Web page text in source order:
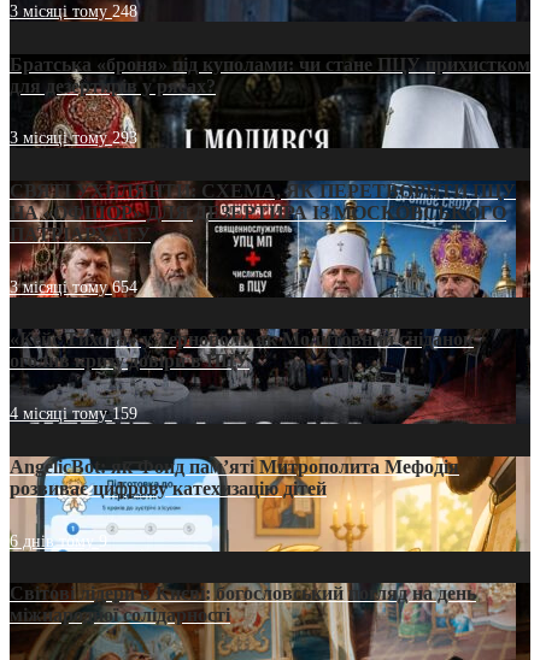
3 місяці тому248
Братська «броня» під куполами: чи стане ПЦУ прихистком
для дезертирів у рясах?
3 місяці тому293
СВЯТІ УХИЛЯНТИ: СХЕМА, ЯК ПЕРЕТВОРИТИ ПЦУ
НА «ОФШОР» ДЛЯ ДЕЗЕРТИРА ІЗ МОСКОВСЬКОГО
ПАТРІАРХАТУ
3 місяці тому654
«Кейс Тихона» у Тернополі: як Молитовний сніданок
оголив кризу довіри в ПЦУ
4 місяці тому159
AngelicBot: як Фонд пам’яті Митрополита Мефодія
розвиває цифрову катехизацію дітей
6 днів тому9
Світові лідери в Києві: богословський погляд на день
міжнародної солідарності